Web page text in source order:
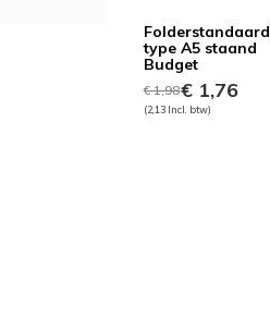
type A5 staand
Budget
€ 1,98€ 1,76
(2,13 Incl. btw)